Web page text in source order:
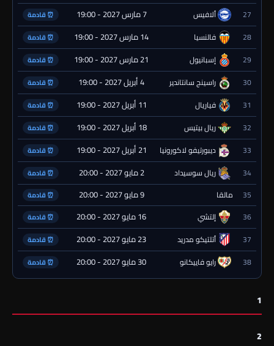
27 ألافيس 7 مارس 2027 - 19:00 ⏰ قادمة
28 فالنسيا 14 مارس 2027 - 19:00 ⏰ قادمة
29 إسبانيول 21 مارس 2027 - 19:00 ⏰ قادمة
30 راسينج سانتاندير 4 أبريل 2027 - 19:00 ⏰ قادمة
31 فياريال 11 أبريل 2027 - 19:00 ⏰ قادمة
32 ريال بيتيس 18 أبريل 2027 - 19:00 ⏰ قادمة
33 ديبورتيفو لاكورونيا 21 أبريل 2027 - 19:00 ⏰ قادمة
34 ريال سوسيداد 2 مايو 2027 - 20:00 ⏰ قادمة
35 مالقا 9 مايو 2027 - 20:00 ⏰ قادمة
36 إلتشي 16 مايو 2027 - 20:00 ⏰ قادمة
37 أتلتيكو مدريد 23 مايو 2027 - 20:00 ⏰ قادمة
38 رايو فاييكانو 30 مايو 2027 - 20:00 ⏰ قادمة
1
2